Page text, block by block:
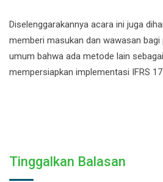
Diselenggarakannya acara ini juga
memberi masukan dan wawasan
umum bahwa ada metode lain
mempersiapkan implementasi IFRS 17.
Tinggalkan Balasan